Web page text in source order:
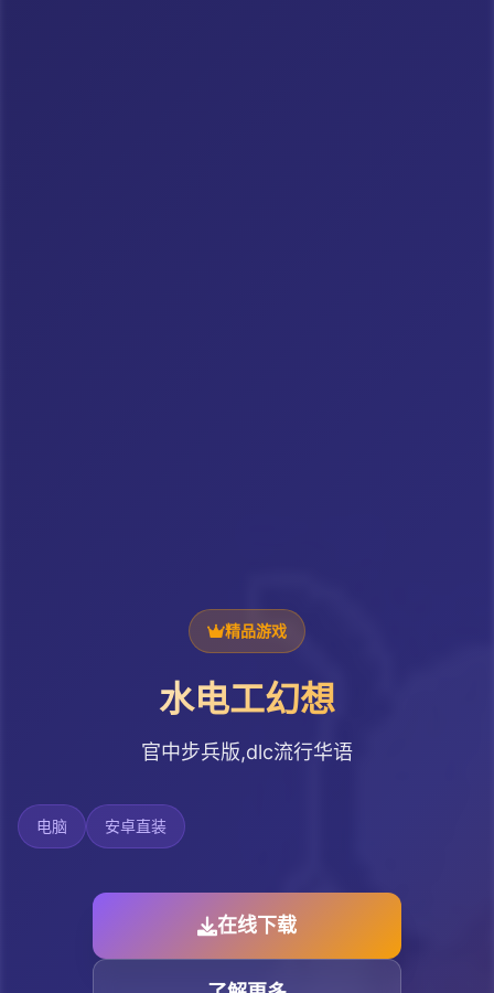
精品游戏
水电工幻想
官中步兵版,dlc流行华语
电脑 安卓直装
在线下载